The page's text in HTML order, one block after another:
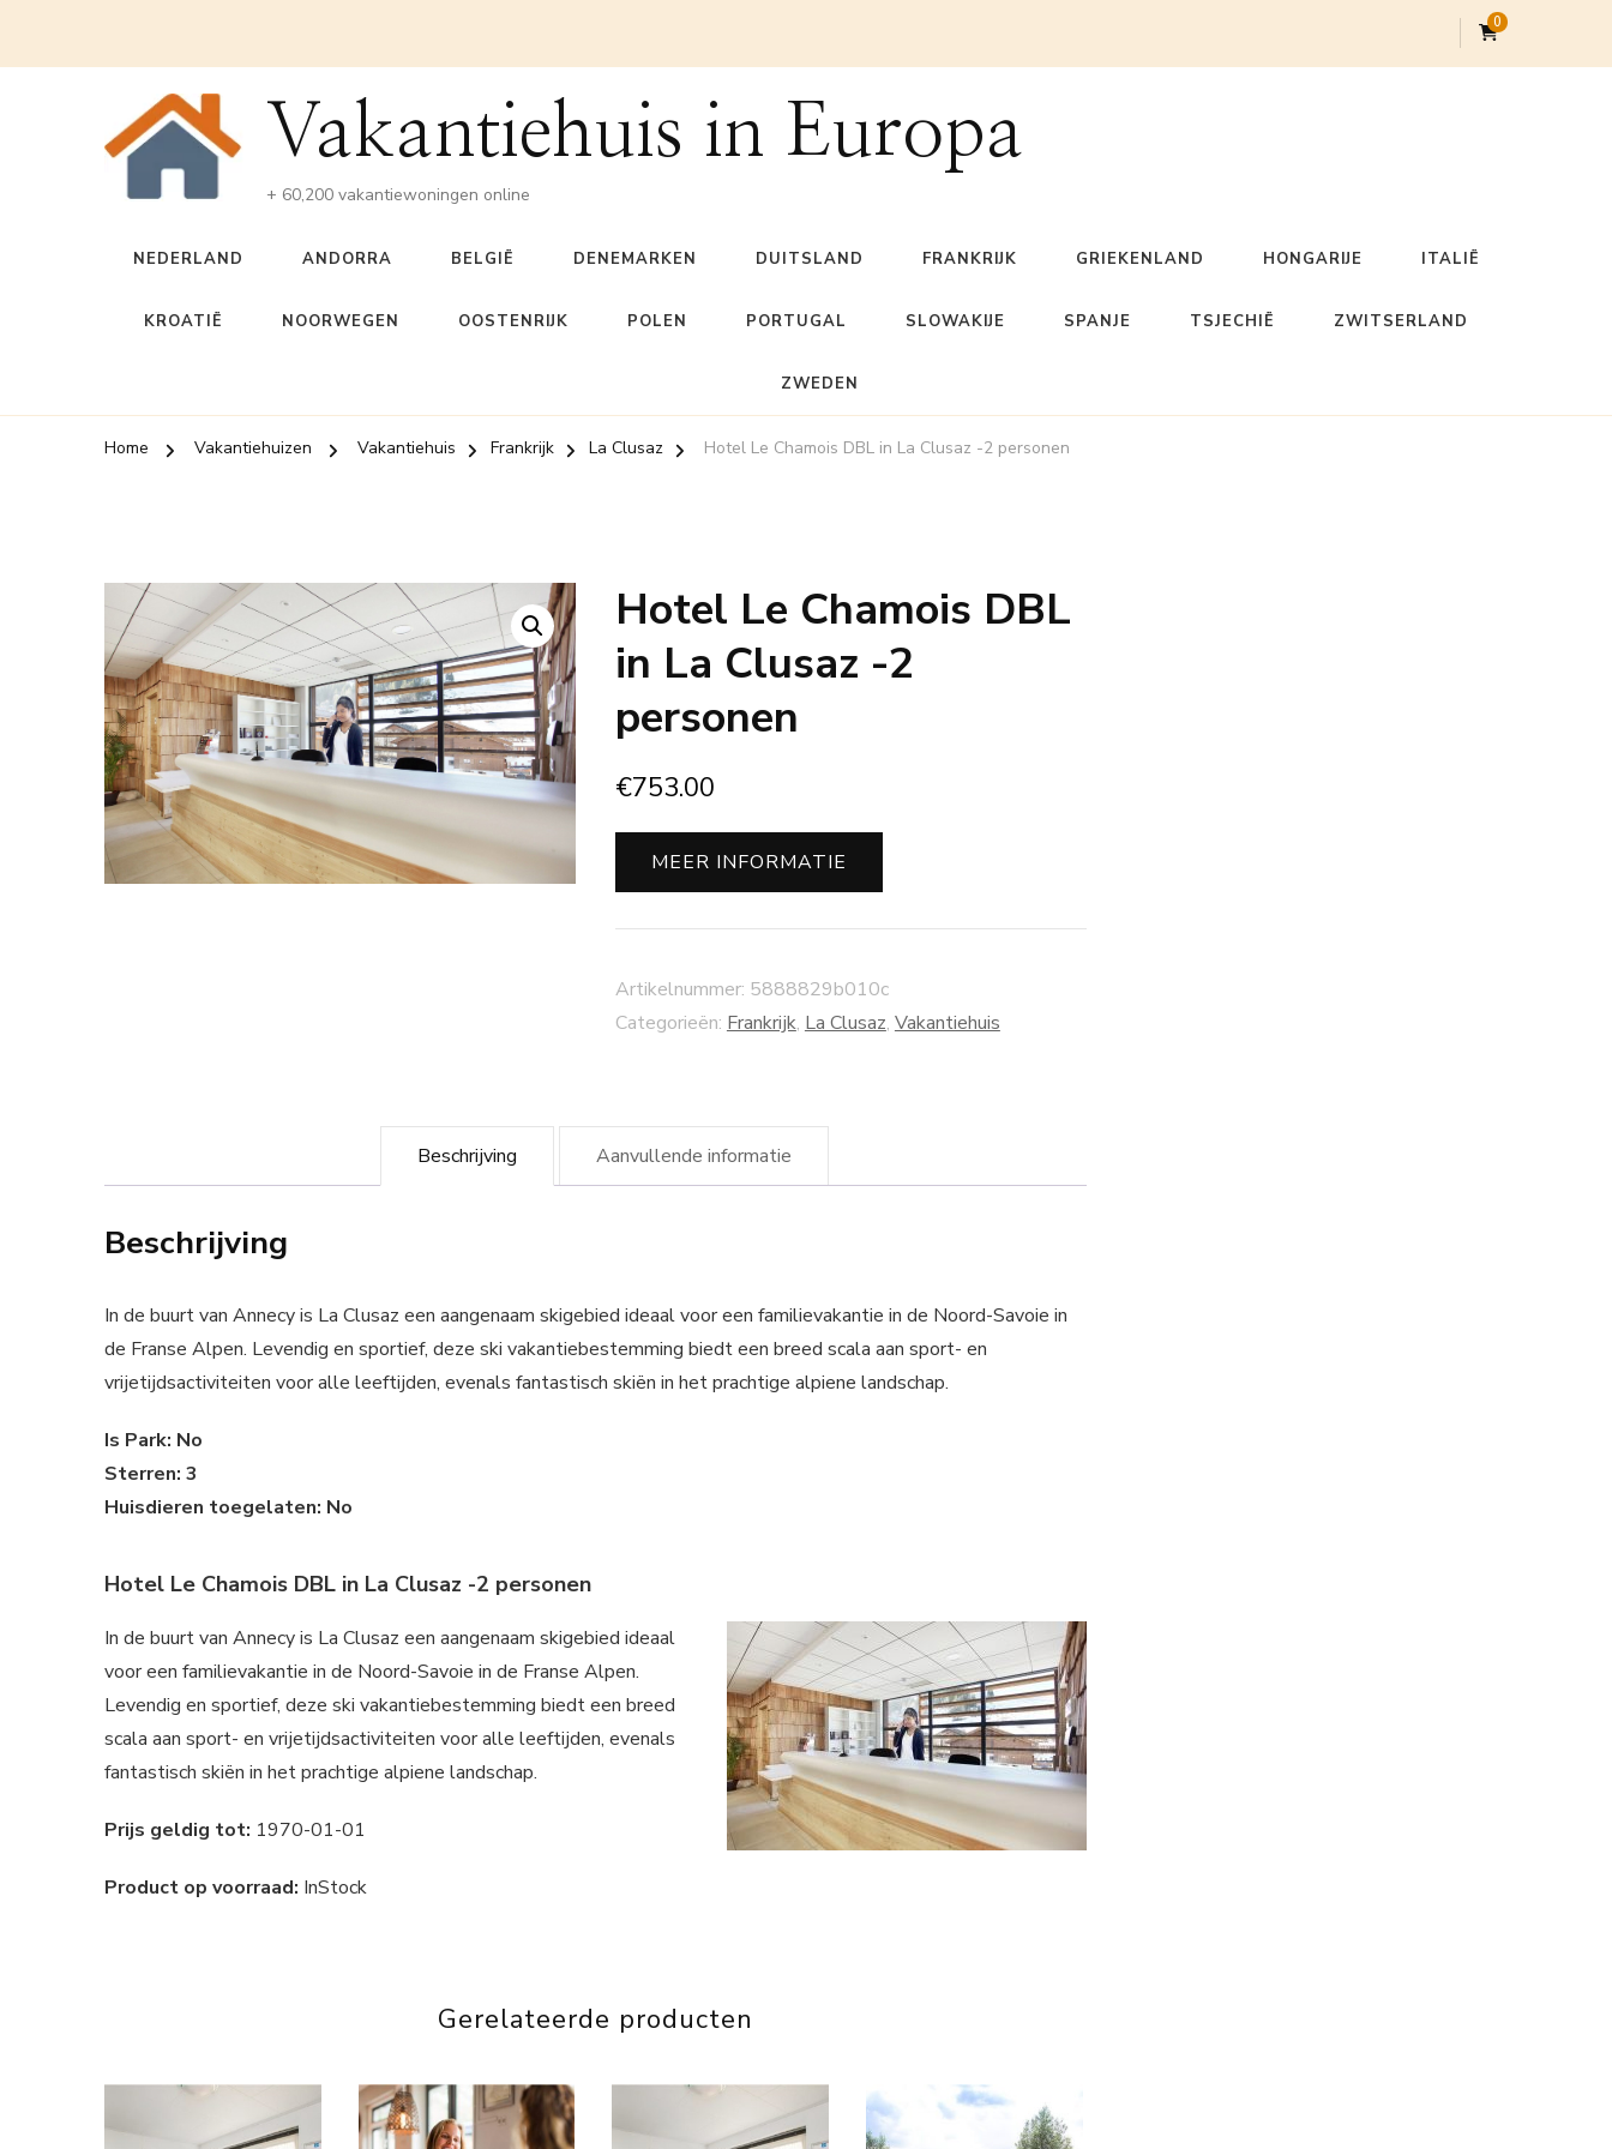
0
Vakantiehuis in Europa
+ 60,200 vakantiewoningen online
NEDERLAND ANDORRA BELGIË DENEMARKEN DUITSLAND FRANKRIJK GRIEKENLAND HONGARIJE ITALIË
KROATIË NOORWEGEN OOSTENRIJK POLEN PORTUGAL SLOWAKIJE SPANJE TSJECHIË ZWITSERLAND
ZWEDEN
Home Vakantiehuizen Vakantiehuis Frankrijk La Clusaz Hotel Le Chamois DBL in La Clusaz -2 personen
Hotel Le Chamois DBL
in La Clusaz -2
personen
€753.00
MEER INFORMATIE
Artikelnummer: 5888829b010c
Categorieën: Frankrijk, La Clusaz, Vakantiehuis
Beschrijving Aanvullende informatie
Beschrijving
In de buurt van Annecy is La Clusaz een aangenaam skigebied ideaal voor een familievakantie in de Noord-Savoie in
de Franse Alpen. Levendig en sportief, deze ski vakantiebestemming biedt een breed scala aan sport- en
vrijetijdsactiviteiten voor alle leeftijden, evenals fantastisch skiën in het prachtige alpiene landschap.
Is Park: No
Sterren: 3
Huisdieren toegelaten: No
Hotel Le Chamois DBL in La Clusaz -2 personen
In de buurt van Annecy is La Clusaz een aangenaam skigebied ideaal
voor een familievakantie in de Noord-Savoie in de Franse Alpen.
Levendig en sportief, deze ski vakantiebestemming biedt een breed
scala aan sport- en vrijetijdsactiviteiten voor alle leeftijden, evenals
fantastisch skiën in het prachtige alpiene landschap.
Prijs geldig tot: 1970-01-01
Product op voorraad: InStock
Gerelateerde producten